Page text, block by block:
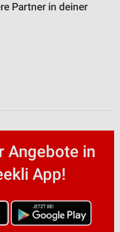
Partner in deiner
Angebote in
App!